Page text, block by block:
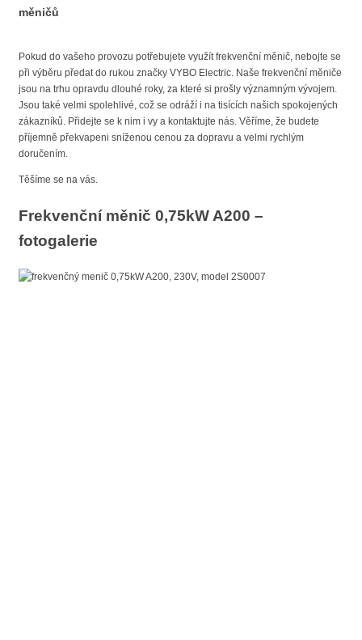
měničů
Pokud do vašeho provozu potřebujete využít frekvenční měnič, nebojte se
při výběru předat do rukou značky VYBO Electric. Naše frekvenční měniče
jsou na trhu opravdu dlouhé roky, za které si prošly významným vývojem.
Jsou také velmi spolehlivé, což se odráží i na tisících našich spokojených
zákazníků. Přidejte se k nim i vy a kontaktujte nás. Věříme, že budete
příjemně překvapeni sníženou cenou za dopravu a velmi rychlým
doručením.
Těšíme se na vás.
Frekvenční měnič 0,75kW A200 –
fotogalerie